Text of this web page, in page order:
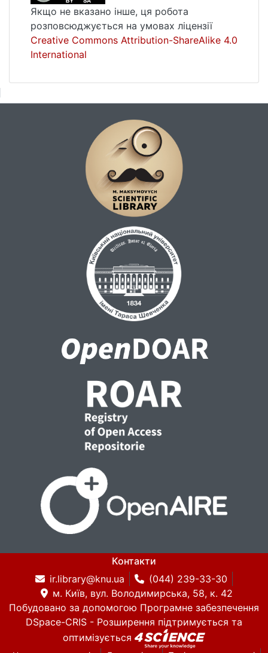
Якщо не вказано інше, ця робота
розповсюджується на умовах ліцензії
Creative Commons Attribution-ShareAlike 4.0
International
Контакти
ir.library@knu.ua
(044) 239-33-30
м. Київ, вул. Володимирська, 58, к. 42
Побудовано за допомогою Програмне забезпечення
DSpace-CRIS - Розширення підтримується та
оптимізується